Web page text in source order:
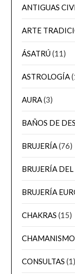
ANTIGUAS
ARTE
ÁSATRÚ(11)
ASTROLOGÍA
AURA(3)
BAÑOS DE
BRUJERÍA(76)
BRUJERÍA DEL
BRUJERÍA
CHAKRAS (15)
CHAMANISMO
CONSULTAS (1)